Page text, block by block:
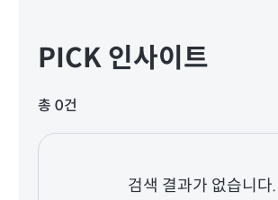
PICK 인사이트
총 0건
검색 결과가 없습니다.